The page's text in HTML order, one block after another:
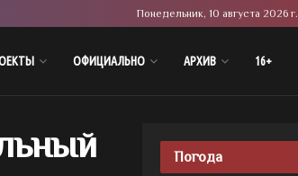
Понедельник, 10 августа 2026 г.
ОФИЦИАЛЬНО АРХИВ 16+
Погода